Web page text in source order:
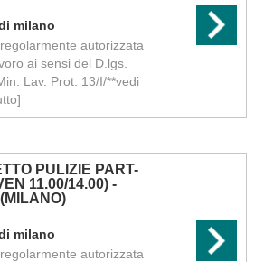
milano
autorizzata
ai sensi del D.lgs.
Lav. Prot. 13/I/**vedi
PULIZIE PART-
11.00/14.00) -
milano
autorizzata